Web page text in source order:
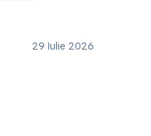
29 Iulie 2026